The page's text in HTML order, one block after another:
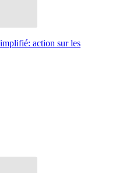
action sur les